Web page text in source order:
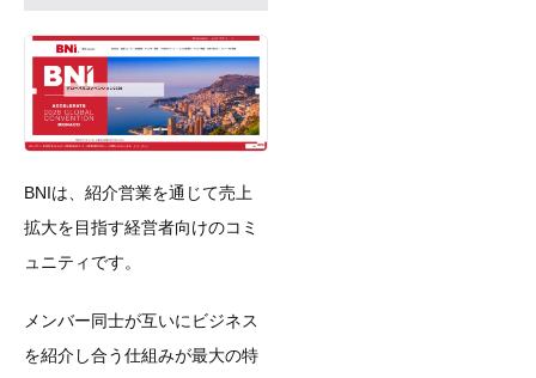
BNIは、紹介営業を通じて売上
拡大を目指す経営者向けのコミ
ュニティです。
メンバー同士が互いにビジネス
を紹介し合う仕組みが最大の特